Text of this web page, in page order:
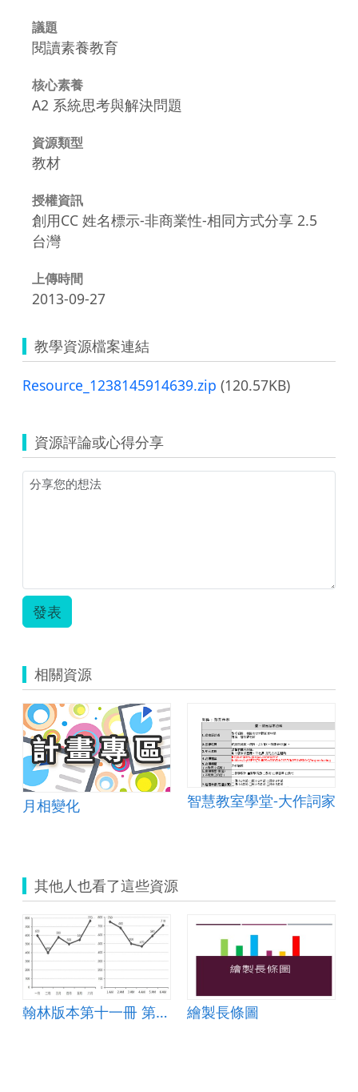
議題
閱讀素養教育
核心素養
A2 系統思考與解決問題
資源類型
教材
授權資訊
創用CC 姓名標示-非商業性-相同方式分享 2.5
台灣
上傳時間
2013-09-27
教學資源檔案連結
Resource_1238145914639.zip (120.57KB)
資源評論或心得分享
發表
相關資源
月相變化 智慧教室學堂-大作詞家
其他人也看了這些資源
翰林版本第十一冊 第三單元 長條圖與折線圖 繪製長條圖